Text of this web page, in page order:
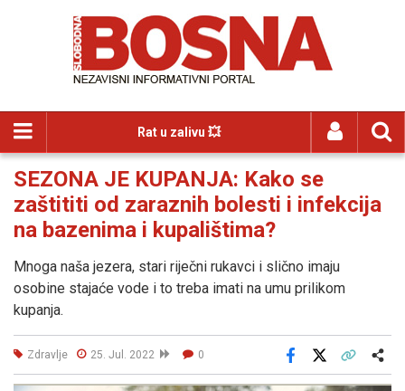
Rat u zalivu 💥
SEZONA JE KUPANJA: Kako se
zaštititi od zaraznih bolesti i infekcija
na bazenima i kupalištima?
Mnoga naša jezera, stari riječni rukavci i slično imaju
osobine stajaće vode i to treba imati na umu prilikom
kupanja.
Zdravlje 25. Jul. 2022 0
Facebook